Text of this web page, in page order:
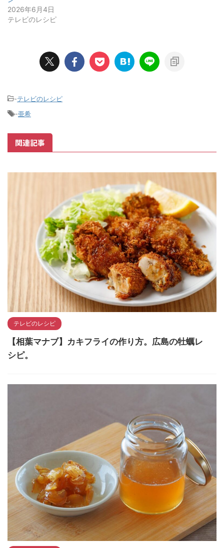
2026年6月4日
テレビのレシピ
-テレビのレシピ
-亜希
関連記事
テレビのレシピ
【相葉マナブ】カキフライの作り方。広島の牡蠣レ
シピ。